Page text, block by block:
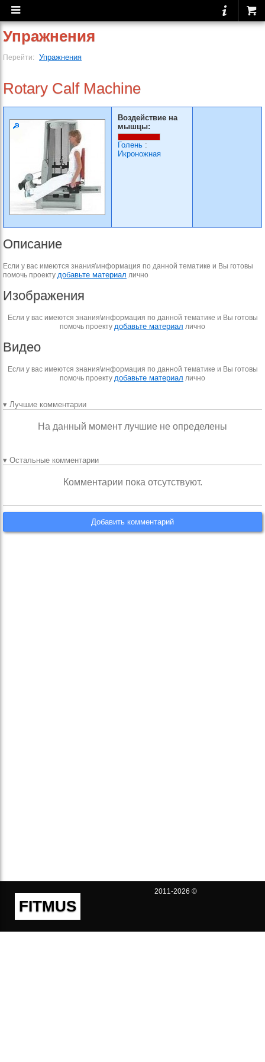
Упражнения
Перейти: Упражнения
Rotary Calf Machine
Воздействие на
мышцы:
Голень :
Икроножная
Описание
Если у вас имеются знания\информация по данной тематике и Вы готовы
помочь проекту добавьте материал лично
Изображения
Если у вас имеются знания\информация по данной тематике и Вы готовы
помочь проекту добавьте материал лично
Видео
Если у вас имеются знания\информация по данной тематике и Вы готовы
помочь проекту добавьте материал лично
▾ Лучшие комментарии
На данный момент лучшие не определены
▾ Остальные комментарии
Комментарии пока отсутствуют.
Добавить комментарий
FITMUS
2011-2026 ©